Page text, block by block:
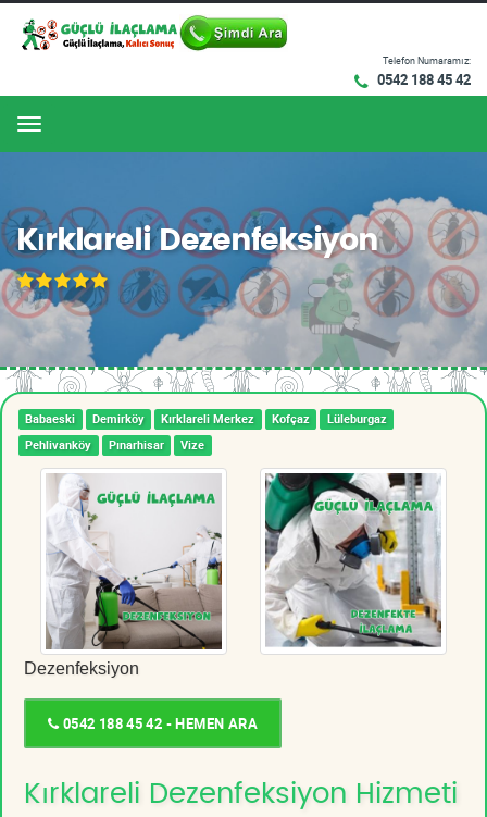
Telefon Numaramız:
0542 188 45 42
Menu
Kırklareli Dezenfeksiyon
Babaeski Demirköy Kırklareli Merkez Kofçaz
Lüleburgaz
Pehlivanköy
Pınarhisar Vize
Dezenfeksiyon
0542 188 45 42 - HEMEN ARA
Kırklareli Dezenfeksiyon Hizmeti